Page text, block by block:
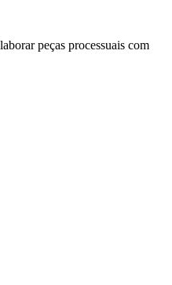
peças processuais com